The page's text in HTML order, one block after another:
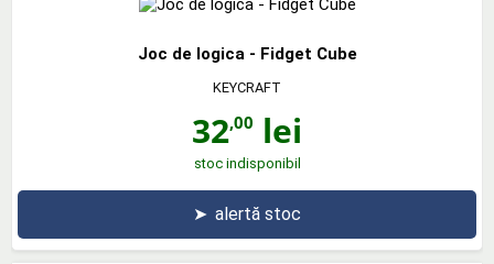
Joc de logica - Fidget Cube
KEYCRAFT
32,00 lei
stoc indisponibil
➤ alertă stoc